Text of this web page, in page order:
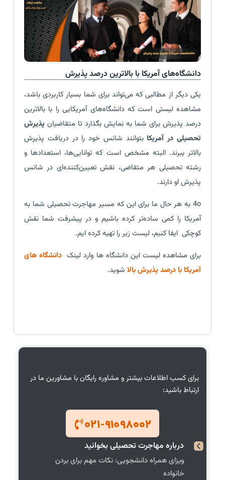
دانشگاه‌های آمریکا با بالاترین درصد پذیرش
یکی دیگر از مطالبی که می‌تواند برای شما بسیار کاربردی باشد،
مشاهده لیستی است که دانشگاه‌های آمریکایی را با بالاترین
درصد پذیرش برای شما به نمایش بگذارد تا متقاضیان پذیرش
تحصیلی در آمریکا بتوانند شانس خود را در دریافت پذیرش
بالاتر ببرند. البته مشخص است که توانایی‌ها، استعدادها و
رشته تحصیلی هر متقاضی، نقش تعیین‌کننده‌ای در شانس
پذیرش او دارند.
4o به هر حال ما برای این که مسیر مهاجرت تحصیلی شما به
آمریکا را کمی ساده‌تر کرده باشیم و در پیشرفت شما نقش
کوچکی ایفا کنیم، لیست زیر را تهیه کرده ایم.
برای مشاهده لیست این دانشگاه ها وارد لینک دانشگاه های
آمریکا با درصد پذیرش بالا شوید.
برای کسب اطلاعات بیشتر و مشاوره رایگان با مشاورین ما در
ارتباط باشید:
۰۲۱-۹۱۰۹۸۰۰۲
درباره مهاجرت تحصیلیبخوانید
ویزای همراه دانشجویی: نکات مهم برای بردن
خانواده